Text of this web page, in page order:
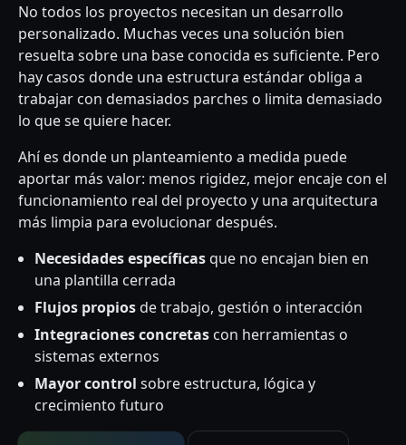
No todos los proyectos necesitan un desarrollo
personalizado. Muchas veces una solución bien
resuelta sobre una base conocida es suficiente. Pero
hay casos donde una estructura estándar obliga a
trabajar con demasiados parches o limita demasiado
lo que se quiere hacer.
Ahí es donde un planteamiento a medida puede
aportar más valor: menos rigidez, mejor encaje con el
funcionamiento real del proyecto y una arquitectura
más limpia para evolucionar después.
Necesidades específicasque no encajan bien en
una plantilla cerrada
Flujos propiosde trabajo, gestión o interacción
Integraciones concretas con herramientas o
sistemas externos
Mayor control sobre estructura, lógica y
crecimiento futuro